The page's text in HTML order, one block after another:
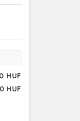
HUF
HUF